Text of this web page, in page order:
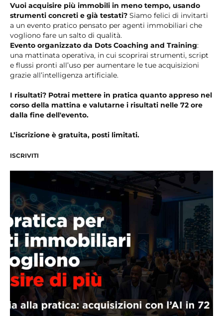
Vuoi acquisire più immobili in meno tempo, usando
strumenti concreti e già testati? Siamo felici di invitarti
a un evento pratico pensato per agenti immobiliari che
vogliono fare un salto di qualità.
Evento organizzato da Dots Coaching and Training:
una mattinata operativa, in cui scoprirai strumenti, script
e flussi pronti all’uso per aumentare le tue acquisizioni
grazie all’intelligenza artificiale.
I risultati? Potrai mettere in pratica quanto appreso nel
corso della mattina e valutarne i risultati nelle 72 ore
dalla fine dell'evento.
L’iscrizione è gratuita, posti limitati.
ISCRIVITI